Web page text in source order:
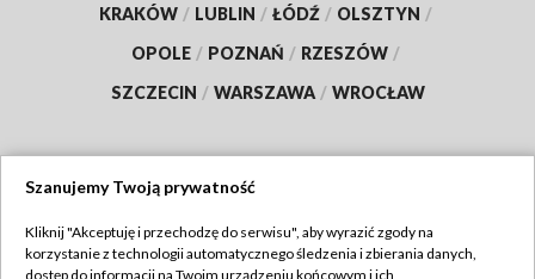
KRAKÓW / LUBLIN / ŁÓDŹ / OLSZTYN /
OPOLE / POZNAŃ / RZESZÓW /
SZCZECIN / WARSZAWA / WROCŁAW
TVP
Szanujemy Twoją prywatność
Kliknij "Akceptuję i przechodzę do serwisu", aby wyrazić zgody na
korzystanie z technologii automatycznego śledzenia i zbierania danych,
dostęp do informacji na Twoim urządzeniu końcowym i ich